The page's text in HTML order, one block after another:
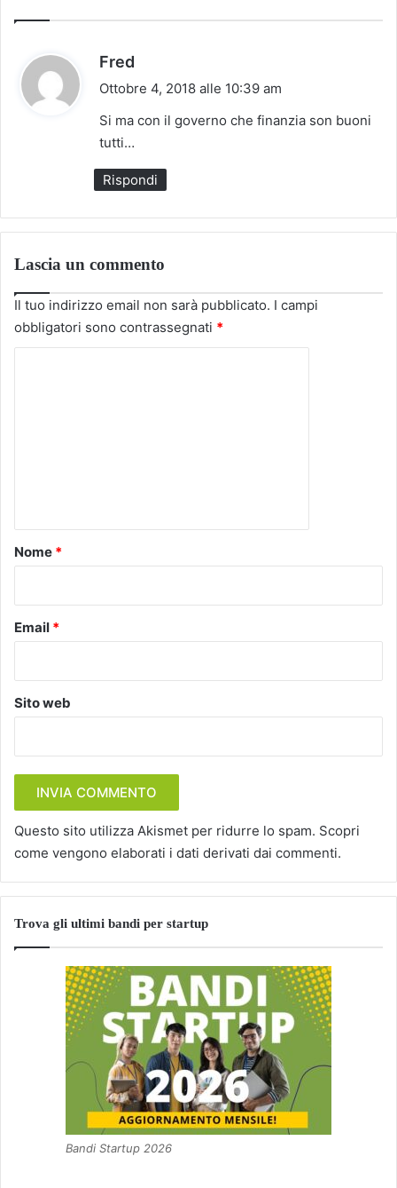
Fred
a
t
:
Ottobre 4, 2018 alle 10:39 am
Si ma con il governo che finanzia son buoni
tutti…
Rispondi
Lascia un commento
Il tuo indirizzo email non sarà pubblicato. I campi
obbligatori sono contrassegnati *
o
Nome *
Email *
Sito web
Questo sito utilizza Akismet per ridurre lo spam. Scopri
come vengono elaborati i dati derivati dai commenti.
Trova gli ultimi bandi per startup
Bandi Startup 2026